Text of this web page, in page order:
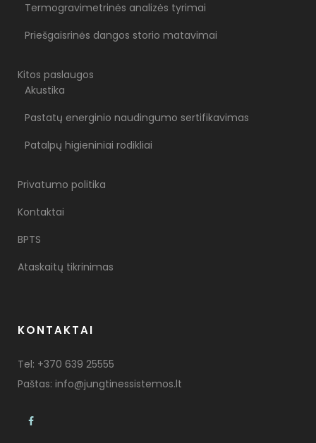
Termogravimetrinės analizės tyrimai
Priešgaisrinės dangos storio matavimai
Kitos paslaugos
Akustika
Pastatų energinio naudingumo sertifikavimas
Patalpų higieniniai rodikliai
Privatumo politika
Kontaktai
BPTS
Ataskaitų tikrinimas
KONTAKTAI
Tel: +370 639 25555
Paštas: info@jungtinessistemos.lt